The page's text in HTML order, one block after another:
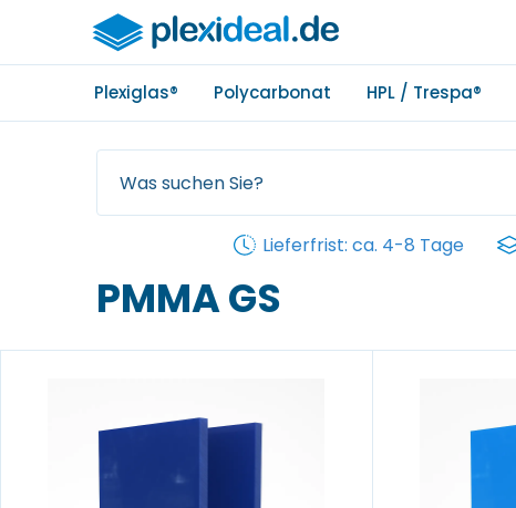
Plexiglas® Polycarbonat HPL / Trespa®
Lieferfrist: ca. 4-8 Tage
PMMA GS